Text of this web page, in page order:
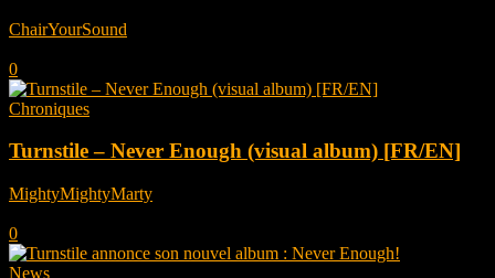
ChairYourSound
0
Chroniques
Turnstile – Never Enough (visual album) [FR/EN]
MightyMightyMarty
0
News